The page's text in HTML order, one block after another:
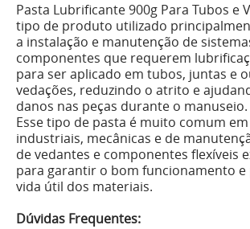
Pasta Lubrificante 900g Para Tubos e
tipo de produto utilizado
a instalação e manutenção de
componentes que requerem
para ser aplicado em tubos, juntas e
vedações, reduzindo o atrito e
danos nas peças durante o manuseio.
Esse tipo de pasta é muito comum
industriais, mecânicas e de
de vedantes e componentes flexíveis
para garantir o bom funcionamento
vida útil dos materiais.
Dúvidas Frequentes: